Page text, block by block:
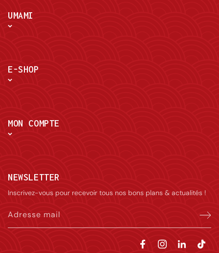
UMAMI
E-SHOP
MON COMPTE
NEWSLETTER
Inscrivez-vous pour recevoir tous nos bons plans & actualités !
Adresse mail